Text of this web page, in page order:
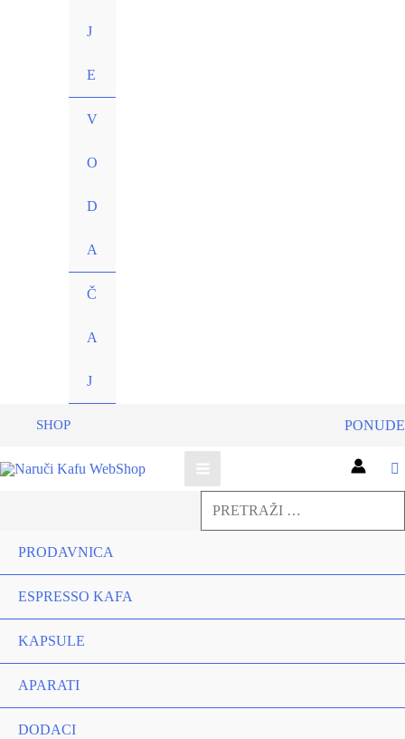
J
E
V
O
D
A
Č
A
J
SHOP PONUDE
Pretraga
za:
PRODAVNICA
ESPRESSO KAFA
KAPSULE
APARATI
DODACI